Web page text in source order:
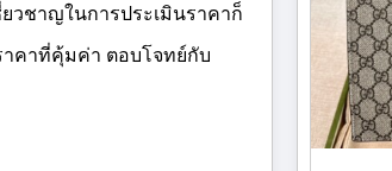
วชาญในการประเมินราคาก็
คาที่คุ้มค่า ตอบโจทย์กับ